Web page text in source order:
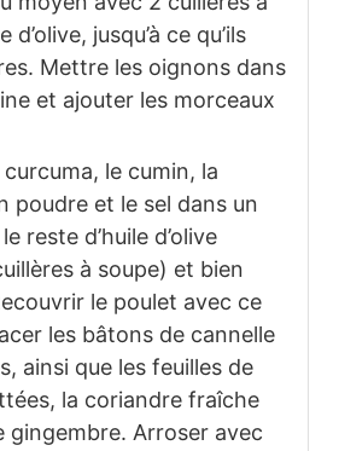
d’olive, jusqu’à ce qu’ils
Mettre les oignons dans
et ajouter les morceaux
le cumin, la
poudre et le sel dans un
reste d’huile d’olive
à soupe) et bien
le poulet avec ce
les bâtons de cannelle
ainsi que les feuilles de
la coriandre fraîche
gingembre. Arroser avec